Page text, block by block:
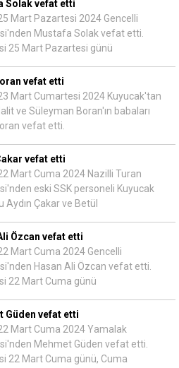
Solak vefat etti
Mart Pazartesi 2024 Gencelli
Mustafa Solak vefat etti.
25 Mart Pazartesi günü
vefat etti
Mart Cumartesi 2024 Kuyucak'tan
ve Süleyman Boran'ın babaları
vefat etti.
vefat etti
Mart Cuma 2024 Nazilli Turan
eski SSK personeli Kuyucak
Aydın Çakar ve Betül
Özcan vefat etti
Mart Cuma 2024 Gencelli
Hasan Ali Özcan vefat etti.
22 Mart Cuma günü
Güden vefat etti
Mart Cuma 2024 Yamalak
Mehmet Güden vefat etti.
22 Mart Cuma günü, Cuma